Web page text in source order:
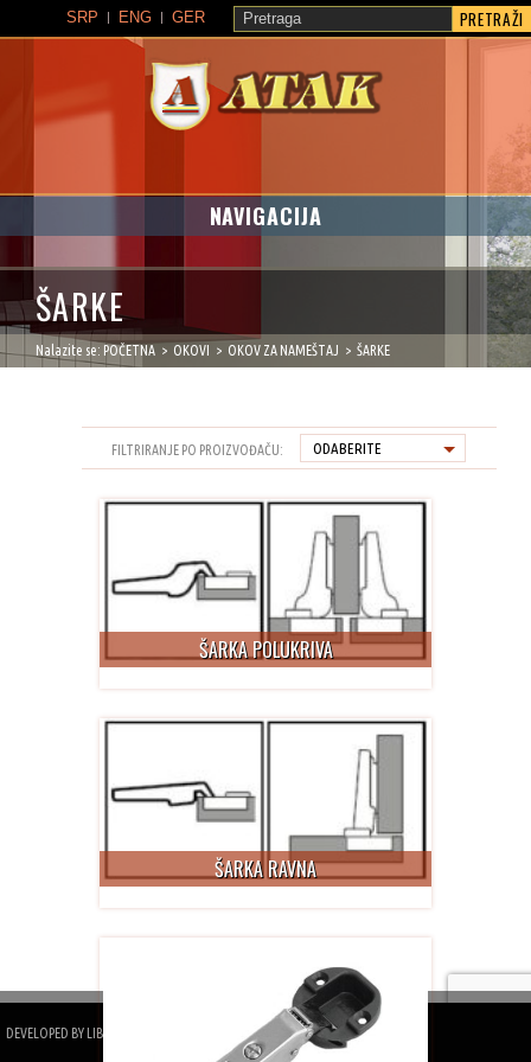
PRETRAŽI
SRP ENG GER
NAVIGACIJA
ŠARKE
Nalazite se: POČETNA OKOVI OKOV ZA NAMEŠTAJ ŠARKE
FILTRIRANJE PO PROIZVOĐAČU:
ŠARKA POLUKRIVA
ŠARKA RAVNA
DEVELOPED BY LIBRA DESIGN